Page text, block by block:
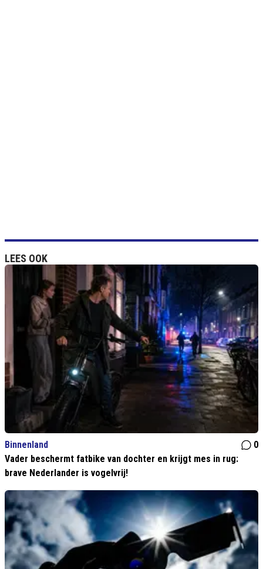
LEES OOK
Binnenland
0
Vader beschermt fatbike van dochter en krijgt mes in rug:
brave Nederlander is vogelvrij!